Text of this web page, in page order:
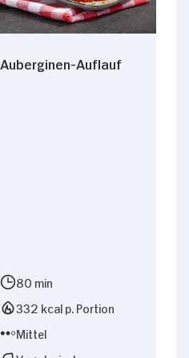
Alle zulassen
Auberginen-Auflauf
80 min
332 kcal p. Portion
Mittel